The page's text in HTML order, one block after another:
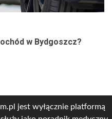
w Bydgoszcz?
jest wyłącznie platformą